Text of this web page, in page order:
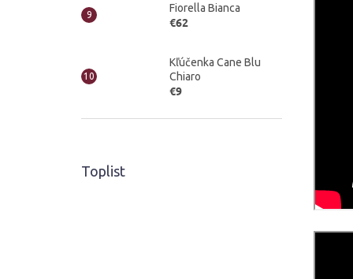
Fiorella Bianca
€62
Kľúčenka Cane Blu
Chiaro
€9
Toplist